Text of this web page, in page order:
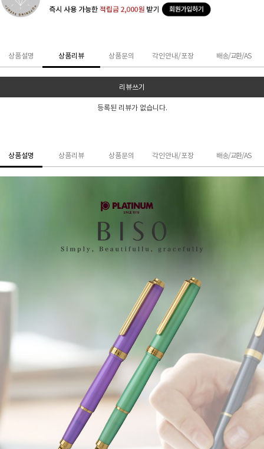
상품설명 상품리뷰 상품문의 각인안내/포장 배송/교환/AS
리뷰쓰기
등록된 리뷰가 없습니다.
상품설명 상품리뷰 상품문의 각인안내/포장 배송/교환/AS